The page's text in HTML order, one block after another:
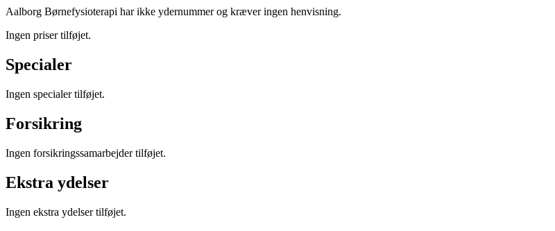
Aalborg Børnefysioterapi har ikke ydernummer og kræver ingen henvisning.
Ingen priser tilføjet.
Specialer
Ingen specialer tilføjet.
Forsikring
Ingen forsikringssamarbejder tilføjet.
Ekstra ydelser
Ingen ekstra ydelser tilføjet.